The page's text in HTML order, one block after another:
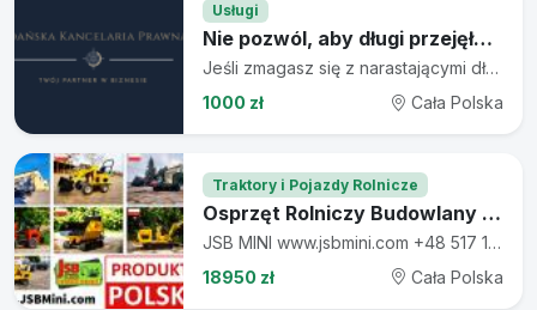
Usługi
Nie pozwól, aby długi przejęły kontrolę nad Twoim życiem – sprawdź, jak odzyskać finansową równowagę.
Jeśli zmagasz się z narastającymi długami, nie jesteś w stanie terminowo spłacać zobowiązań lub presja wierzycieli staje się coraz większa, warto sprawdzić, czy upadłość konsumencka będzie odpowiednim rozwiązaniem. Pomagamy osobom zadłużonym przejść przez cały proces – od analizy sytuacji finansowej, przez przygotowanie niezbędnej dokumentacji, aż po wsparcie na każdym etapie postępowania. Każdą sprawę traktujemy indywidualnie, szukając najlepszego rozwiązania dostosowanego do potrzeb Klienta. Nie czekaj, aż problemy finansowe zaczną jeszcze bardziej wpływać na Twoje życie. Im wcześniej podejmiesz działanie, tym większa szansa na odzyskanie kontroli nad swoją sytuacją. Zapraszamy do odwiedzenia naszej strony internetowej, gdzie znajdziesz szczegółowe informacje na temat upadłości konsumenckiej oraz możliwości uzyskania pomocy: Kancelaria Restrukturyzacyjna Gdańsk | Oddłużanie i Restrukturyzacja
1000 zł
Cała Polska
Traktory i Pojazdy Rolnicze
Osprzęt Rolniczy Budowlany + Koparki Ładowarki Wozidła POLSKIE
JSB MINI www.jsbmini.com +48 517 106 332 Osprzęt Rolniczy Budowlany + Koparki Ładowarki Wozidła POLSKIE JSB MINI Sp. z o.o. – Lider w Produkcji Minimaszyn! KATALOG: https://drive.google.com/file/d/15PLNvONZksHc-lWZe78DVomj8_nT_BiO/view www.jsbmini.com | +48 517 106 332 Ładowarka Koparka Wozidło - NOWE 2026 - Prosto od Producenta JSB POLSKA JAKOŚĆ | INNOWACJA | BEZPIECZEŃSTWO - Europejska produkcja | Certyfikat CE | 12-24 miesiące gwarancji - Nowoczesny design | Trwałość i efektywność - Możliwość testów w siedzibie w Toruniu Produkcja i serwis: JSB MINI Sp. z o.o., ul. Sadowa 19, 87-162 Lubicz Dolny Skontaktuj się z nami – wycena GRATIS! CENY JUŻ OD 18 950 zł netto za Mini Wozidło! NASZE MINIMASZYNY - MINIŁADOWARKA KOŁOWA MS-L116 JSB – 29 750 PLN netto - MINIŁADOWARKA KOŁOWA PRZEGUBOWA ŁAMANA MS-L116KN JSB – 35 500 PLN netto - MINIKOPARKA GĄSIENICOWA MS-TE113 JSB – 29 750 PLN netto - MINIŁADOWARKA GĄSIENICOWA MS-TL113 JSB – 29 750 PLN netto - MINIŁADOWARKA KOŁOWA Z PROSTYM RAMIENIEM MS-L113FS JSB – 29 750 PLN netto - MINIWOZIDŁO MS-MM113 JSB – 18 950 PLN netto OSPRZĘT – Maksymalna funkcjonalność dla Twojej maszyny! - RAMIĘ KOPIĄCE - MŁOT WYBURZENIOWY-HYDRAULICZNY - WIERTNICA - ŻURAW – RAMIĘ DŹWIGOWE - ŻURAW – RAMIĘ TELESKOPOWE - KOPARKA ŁAŃCUCHOWA DO ROWÓW (TRENCZER) 60/80/90CM - KOSIARKA - ZAMIATARKA - CHWYTAK DO OBORNIKA - CHWYTAK DO BEL SIANA - TRANSPORTER – CHWYTAK DO DONIC - CHWYTAK DO BALI DREWNA - TRANSPORTER – PRZENOŚNIK DO ULI - WIDŁY DO SIANA - WIDŁY DO PALET - PŁUG DO ŚNIEGU 120 cm – HYDRAULICZNY - PODGARNIACZ DO PASZY - MINI RAMIĘ KOPIĄCE - NIWELATOR PODŁOŻA – RÓWNIARKA NIWELACYJNA - ŁYŻKA Z MIESZALNIKIEM – MIESZALNIK DO BETONU I PASZ - ŁYŻKA KOPARKOWA 17, 25, 38, 78 cm - ŁYŻKA ŁADOWARKA 4 W 1 - ŁYŻKO \"KROKODYL\" - GLEBOGRYZARKA – ZWYKŁA / SEPARACYJNA AKCESORIA – Dodatkowe możliwości dla Twojej maszyny! - BŁOTNIKI (KPL.) - GĄSIENICA - HYDROMOTOR - KOŁO STANDARDOWE 5.00-10 - KOŁO SZEROKIE 16x6.5-8 (KPL. 4 SZT.) - OPONA - ROBOCZE OŚWIETLENIE LED - POMPA HYDRAULICZNA JEDNOSEKCYJNA - POMPA HYDRAULICZNA DWUSEKCYJNA - PRZECIWWAGA TYLNE OBCIĄŻENIE 35 KG - SILNIK 10,5 KM DIESEL Lifan / Loncin - SILNIK 13/15/17 KM BENZYNOWY Lifan / Loncin - KOGUT OSTRZEGAWCZY POMARAŃCZOWY - SZYBKOZŁĄCZE KOPARKOWE - ZACZEP KULOWY PRZÓD / TYŁ - ROZBUDOWA MASZYNY DO WERSJI DWUBIEGOWEJ Zadzwoń lub napisz, aby dobrać idealny osprzęt do Twojej maszyny! ALLEGRO: https://allegro.pl/uzytkownik/JSBmini/sklep EBAY:https://www.ebay.pl/str/jsbminicom?mkcid=16&mkevt=1&mkrid=4908-175131-2357-0&ssspo=p2bDbfgqSCm&sssrc=3418065&ssuid=p2bDbfgqSCm&widget_ver=artemis&media=MORE
18950 zł
Cała Polska